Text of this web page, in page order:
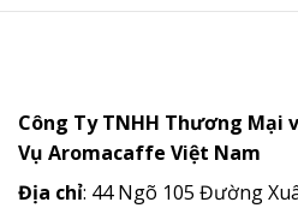
Công Ty TNHH Thương Mại
Vụ Aromacaffe Việt Nam
Địa chỉ: 44 Ngõ 105 Đường